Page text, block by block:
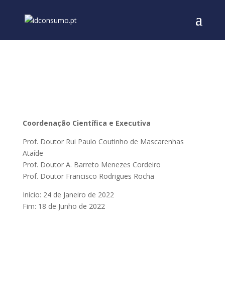
Coordenação Científica e Executiva
Prof. Doutor Rui Paulo Coutinho de Mascarenhas
Ataíde
Prof. Doutor A. Barreto Menezes Cordeiro
Prof. Doutor Francisco Rodrigues Rocha
Início: 24 de Janeiro de 2022
Fim: 18 de Junho de 2022